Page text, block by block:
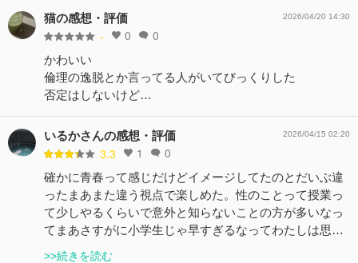
猫の感想・評価
- 0 0
2026/04/20 14:30
かわいい
倫理の逸脱とか言ってる人がいてびっくりした
否定はしないけど…
いるかさんの感想・評価
3.3 1 0
2026/04/15 02:20
確かに青春って感じだけどイメージしてたのとだいぶ違
ったまあまた違う視点で楽しめた。性のことって授業っ
て少しやるくらいで意外と知らないことの方が多いなっ
てまあさすがに小学生じゃ早すぎるなってわたしは思…
>>続きを読む